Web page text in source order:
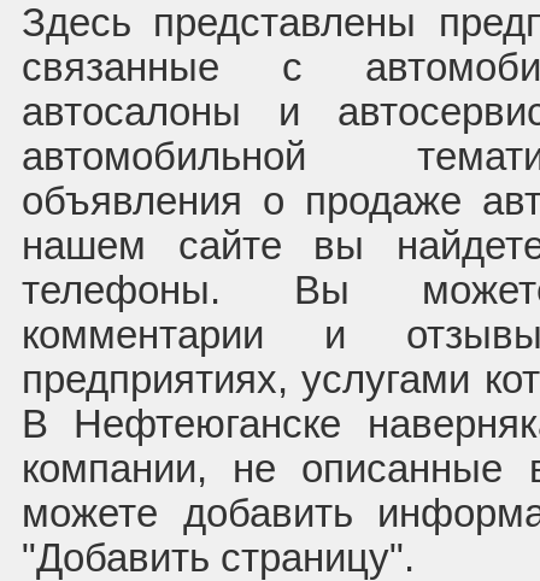
Здесь представлены
связанные с
автосалоны и
автомобильной
объявления о продаже
нашем сайте вы
телефоны. Вы
комментарии и
предприятиях, услугами
В Нефтеюганске
компании, не
можете добавить
"Добавить страницу".